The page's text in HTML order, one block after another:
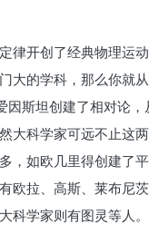
律开创了经典物理运
大的学科，那么你就
因斯坦创建了相对论
大科学家可远不止这
，如欧几里得创建了
欧拉、高斯、莱布尼
科学家则有图灵等人。